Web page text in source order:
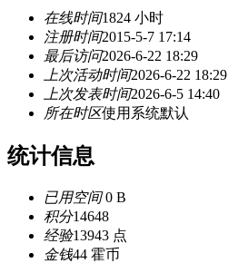
在线时间1824 小时
注册时间2015-5-7 17:14
最后访问2026-6-22 18:29
上次活动时间2026-6-22 18:29
上次发表时间2026-6-5 14:40
所在时区使用系统默认
统计信息
已用空间0 B
积分14648
经验13943 点
金钱44 霍币